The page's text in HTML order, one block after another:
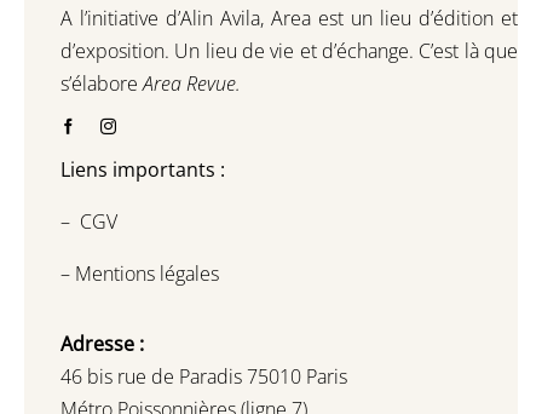
A l’initiative d’Alin Avila, Area est un lieu d’édition et
d’exposition. Un lieu de vie et d’échange. C’est là que
s’élaboreArea Revue.
Liens importants :
– CGV
– Mentions légales
Adresse :
46 bis rue de Paradis 75010 Paris